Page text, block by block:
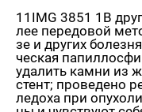
11IMG 3851 1В
лее пе­ре­до­вой
зе и дру­гих
че­ская
уда­лить камни из
стент; про­ве­де­но
ле­до­ха при